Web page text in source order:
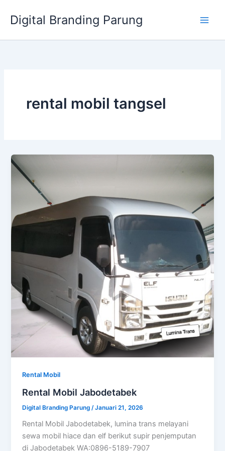
konten
Digital Branding Parung
rental mobil tangsel
Rental Mobil
Rental Mobil Jabodetabek
Digital Branding Parung /Januari 21, 2026
Rental Mobil Jabodetabek, lumina trans melayani
sewa mobil hiace dan elf berikut supir penjemputan
di Jabodetabek WA:0896-5189-7907